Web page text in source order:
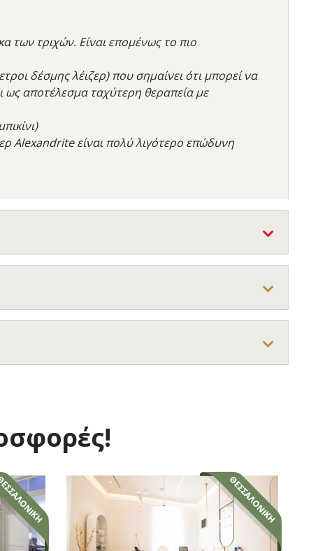
των τριχών. Είναι επομένως το πιο
δέσμης λέιζερ) που σημαίνει ότι μπορεί να
ως αποτέλεσμα ταχύτερη θεραπεία με
Alexandrite είναι πολύ λιγότερο επώδυνη